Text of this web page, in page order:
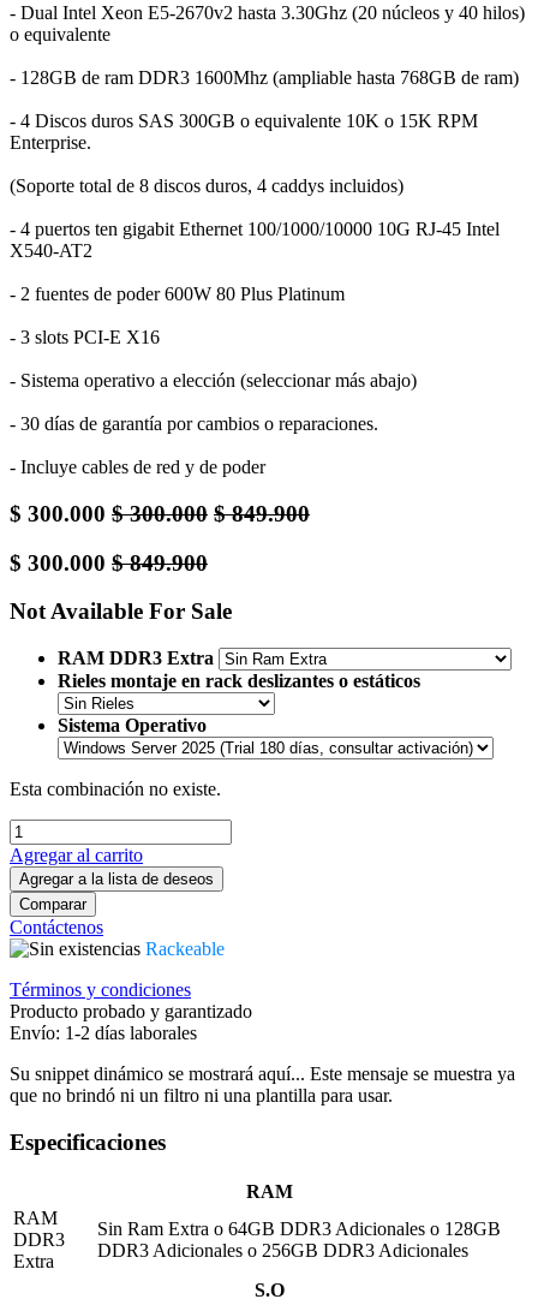
- Dual Intel Xeon E5-2670v2 hasta 3.30Ghz (20 núcleos y 40 hilos)
o equivalente
- 128GB de ram DDR3 1600Mhz (ampliable hasta 768GB de ram)
- 4 Discos duros SAS 300GB o equivalente 10K o 15K RPM
Enterprise.
(Soporte total de 8 discos duros, 4 caddys incluidos)
- 4 puertos ten gigabit Ethernet 100/1000/10000 10G RJ-45 Intel
X540-AT2
- 2 fuentes de poder 600W 80 Plus Platinum
- 3 slots PCI-E X16
- Sistema operativo a elección (seleccionar más abajo)
- 30 días de garantía por cambios o reparaciones.
- Incluye cables de red y de poder
$ 300.000 $300.000 $849.900
$ 300.000 $849.900
Not Available For Sale
RAM DDR3 Extra
Rieles montaje en rack deslizantes o estáticos
Sistema Operativo
Esta combinación no existe.
Agregar al carrito
Agregar a la lista de deseos
Comparar
Contáctenos
Rackeable
Términos y condiciones
Producto probado y garantizado
Envío: 1-2 días laborales
Su snippet dinámico se mostrará aquí... Este mensaje se muestra ya
que no brindó ni un filtro ni una plantilla para usar.
Especificaciones
RAM
RAM
DDR3
Extra
Sin Ram Extra o 64GB DDR3 Adicionales o 128GB
DDR3 Adicionales o 256GB DDR3 Adicionales
S.O